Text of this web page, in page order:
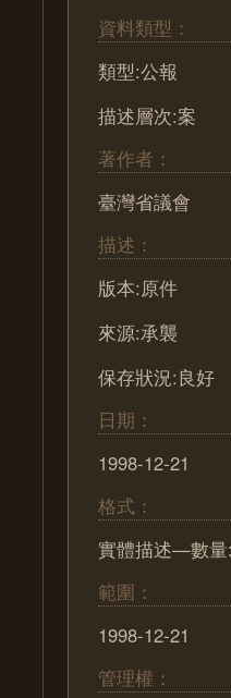
資料類型：
類型:公報
描述層次:案
著作者：
臺灣省議會
描述：
版本:原件
來源:承襲
保存狀況:良好
日期：
1998-12-21
格式：
實體描述—數量
範圍：
1998-12-21
管理權：